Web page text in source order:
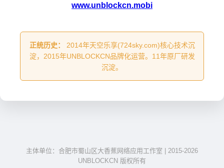
www.unblockcn.mobi
正统历史：
2014年天空乐享(724sky.com)核心技术沉
淀，2015年UNBLOCKCN品牌化运营。11年原厂研发
沉淀。
主体单位：合肥市蜀山区大香蕉网络应用工作室 | 2015-2026
UNBLOCKCN 版权所有